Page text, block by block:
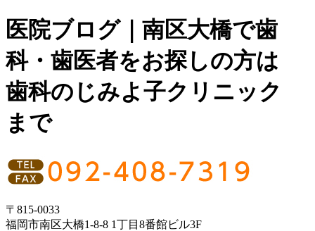
医院ブログ｜南区大橋で歯
科・歯医者をお探しの方は
歯科のじみよ子クリニック
まで
〒815-0033
福岡市南区大橋1-8-8 1丁目8番館ビル3F